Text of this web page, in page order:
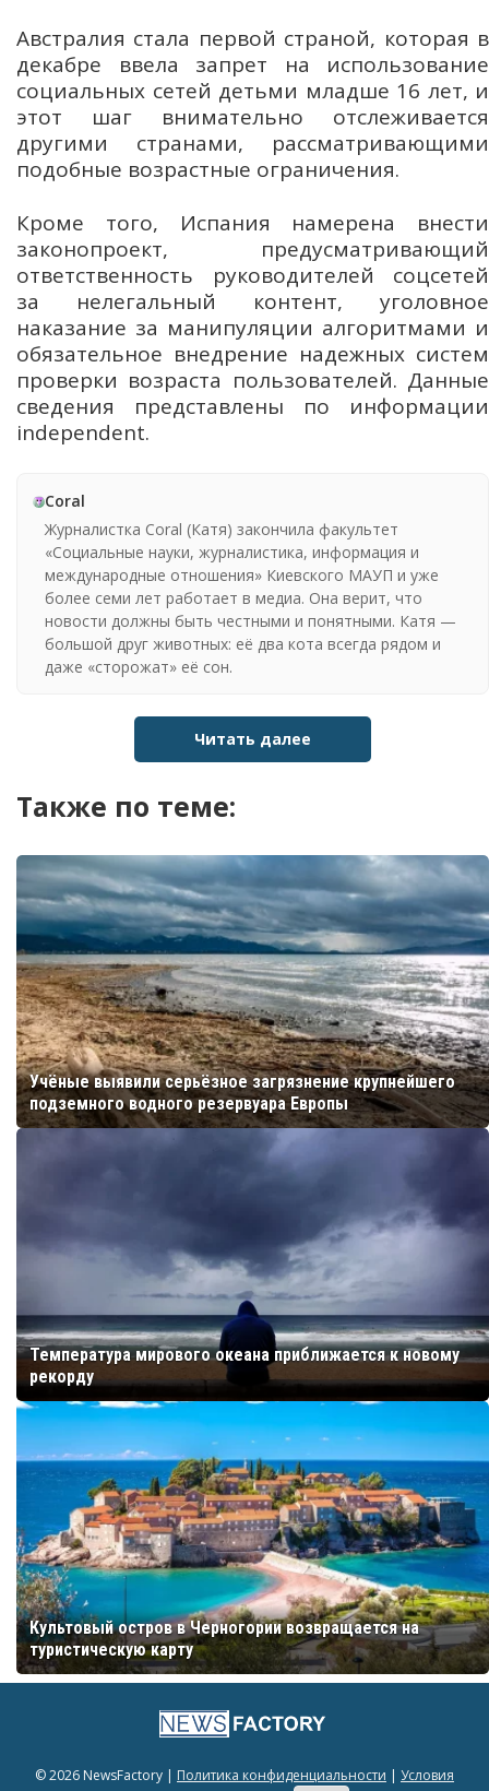
Австралия стала первой страной, которая в
декабре ввела запрет на использование
социальных сетей детьми младше 16 лет, и
этот шаг внимательно отслеживается
другими странами, рассматривающими
подобные возрастные ограничения.
Кроме того, Испания намерена внести
законопроект, предусматривающий
ответственность руководителей соцсетей
за нелегальный контент, уголовное
наказание за манипуляции алгоритмами и
обязательное внедрение надежных систем
проверки возраста пользователей. Данные
сведения представлены по информации
independent.
Coral
Журналистка Coral (Катя) закончила факультет
«Социальные науки, журналистика, информация и
международные отношения» Киевского МАУП и уже
более семи лет работает в медиа. Она верит, что
новости должны быть честными и понятными. Катя —
большой друг животных: её два кота всегда рядом и
даже «сторожат» её сон.
Читать далее
Также по теме:
Учёные выявили серьёзное загрязнение крупнейшего
подземного водного резервуара Европы
Температура мирового океана приближается к новому
рекорду
Культовый остров в Черногории возвращается на
туристическую карту
© 2026 NewsFactory | Политика конфиденциальности | Условия